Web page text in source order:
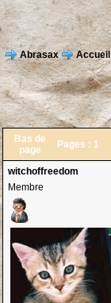
Abrasax Accueil
Bas de
page
Pages : 1
witchoffreedom
Membre